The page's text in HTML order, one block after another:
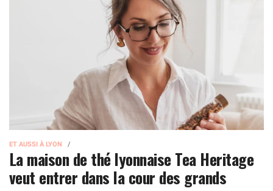
ET AUSSI À LYON
La maison de thé lyonnaise Tea Heritage
veut entrer dans la cour des grands